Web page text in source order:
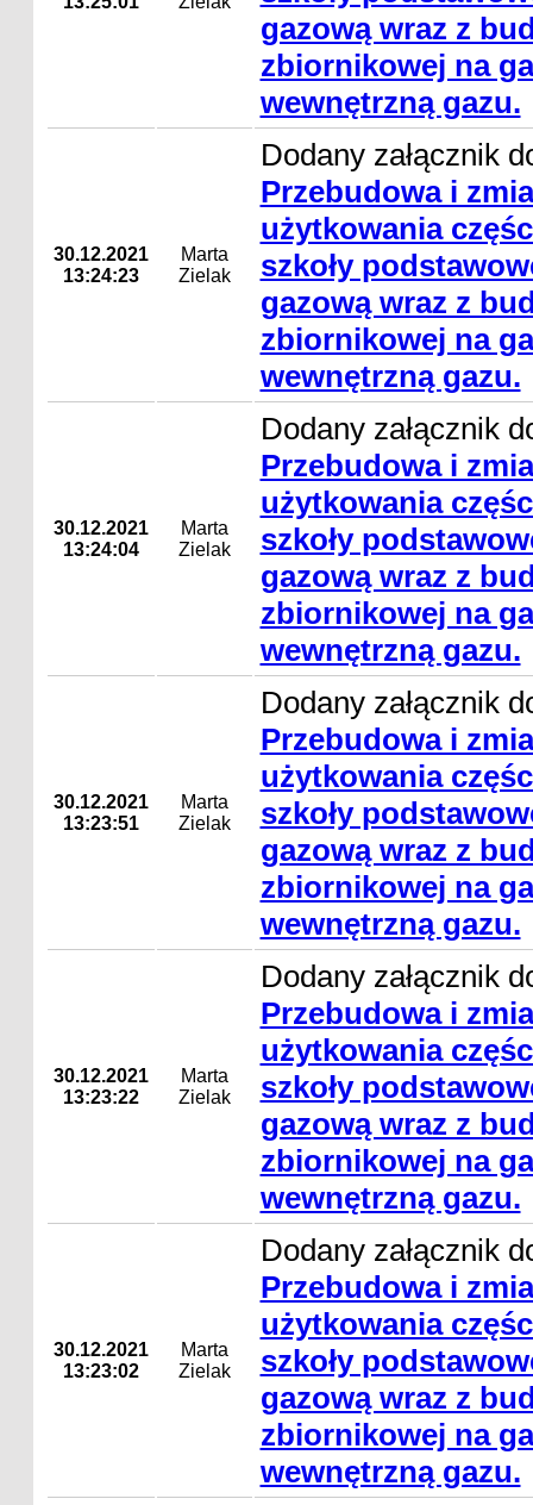
gazową wraz z
zbiornikowej na
wewnętrzną gazu.
30.12.2021
13:24:23
Marta
Zielak
Dodany załącznik
Przebudowa i
użytkowania
szkoły
gazową wraz z
zbiornikowej na
wewnętrzną gazu.
30.12.2021
13:24:04
Marta
Zielak
Dodany załącznik
Przebudowa i
użytkowania
szkoły
gazową wraz z
zbiornikowej na
wewnętrzną gazu.
30.12.2021
13:23:51
Marta
Zielak
Dodany załącznik
Przebudowa i
użytkowania
szkoły
gazową wraz z
zbiornikowej na
wewnętrzną gazu.
30.12.2021
13:23:22
Marta
Zielak
Dodany załącznik
Przebudowa i
użytkowania
szkoły
gazową wraz z
zbiornikowej na
wewnętrzną gazu.
30.12.2021
13:23:02
Marta
Zielak
Dodany załącznik
Przebudowa i
użytkowania
szkoły
gazową wraz z
zbiornikowej na
wewnętrzną gazu.